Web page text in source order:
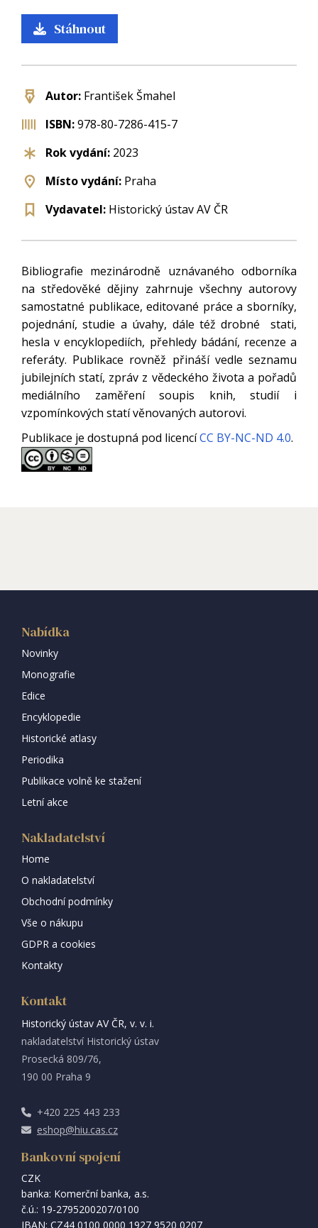
Stáhnout
Autor: František Šmahel
ISBN:978-80-7286-415-7
Rok vydání: 2023
Místo vydání: Praha
Vydavatel: Historický ústav AV ČR
Bibliografie mezinárodně uznávaného odborníka
na středověké dějiny zahrnuje všechny autorovy
samostatné publikace, editované práce a sborníky,
pojednání, studie a úvahy, dále též drobné stati,
hesla v encyklopediích, přehledy bádání, recenze a
referáty. Publikace rovněž přináší vedle seznamu
jubilejních statí, zpráv z vědeckého života a pořadů
mediálního zaměření soupis knih, studií i
vzpomínkových statí věnovaných autorovi.
Publikace je dostupná pod licencíCC BY-NC-ND 4.0.
Nabídka
Novinky
Monografie
Edice
Encyklopedie
Historické atlasy
Periodika
Publikace volně ke stažení
Letní akce
Nakladatelství
Home
O nakladatelství
Obchodní podmínky
Vše o nákupu
GDPR a cookies
Kontakty
Kontakt
Historický ústav AV ČR, v. v. i.
nakladatelství Historický ústav
Prosecká 809/76,
190 00 Praha 9
+420 225 443 233
eshop@hiu.cas.cz
Bankovní spojení
CZK
banka: Komerční banka, a.s.
č.ú.: 19-2795200207/0100
IBAN: CZ44 0100 0000 1927 9520 0207